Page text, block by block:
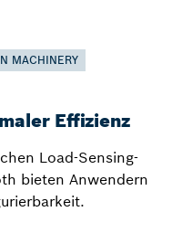
MACHINERY
Effizienz
Load-Sensing-
bieten Anwendern